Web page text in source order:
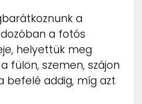
TÁJÉKOZTATÓ
a
a fotós
helyettük meg
fülön, szemen, szájon
befelé addig, míg azt